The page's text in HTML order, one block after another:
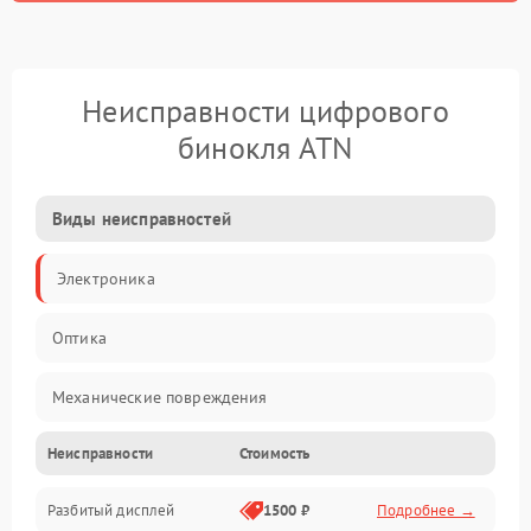
Неисправности цифрового
бинокля ATN
Виды неисправностей
Электроника
Оптика
Механические повреждения
Видео
Механика
Неисправности Стоимость
Разбитый дисплей 1500 ₽ Подробнее →